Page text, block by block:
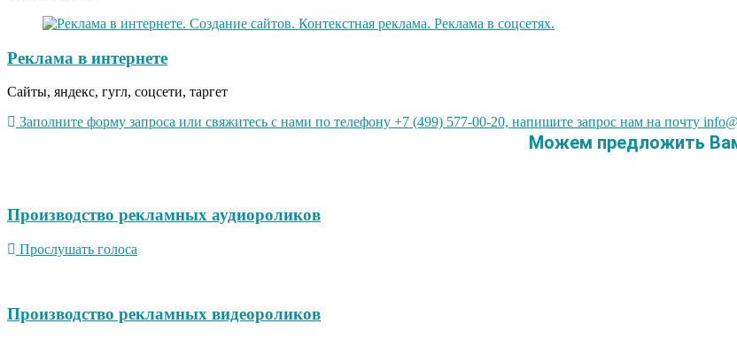
Реклама в интернете
Сайты, яндекс, гугл, соцсети, таргет
Заполните форму запроса или свяжитесь с нами по телефону +7 (499) 577-00-20, напишите запрос нам на почту
Можем предложить
Производство рекламных аудиороликов
Прослушать голоса
Производство рекламных видеороликов